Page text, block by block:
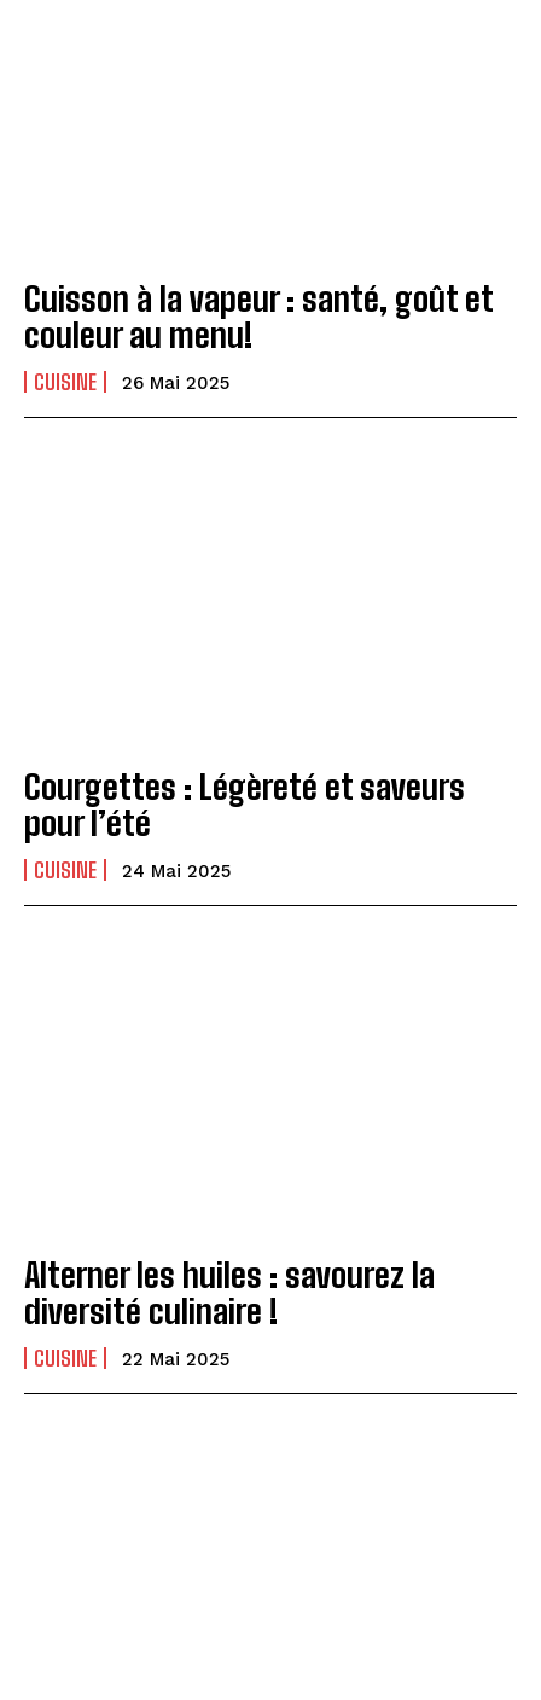
Cuisson à la vapeur : santé, goût et
couleur au menu!
CUISINE 26 Mai 2025
Courgettes : Légèreté et saveurs
pour l’été
CUISINE 24 Mai 2025
Alterner les huiles : savourez la
diversité culinaire !
CUISINE 22 Mai 2025